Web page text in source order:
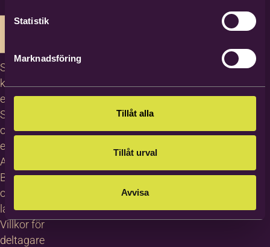
Statistik
Marknadsföring
Tillåt alla
Tillåt urval
Avvisa
Studiecirklar,
kurser och
evenemang
Studiematerial
och
erbjudanden
About
Bilda in
other
languages
Villkor för
deltagare